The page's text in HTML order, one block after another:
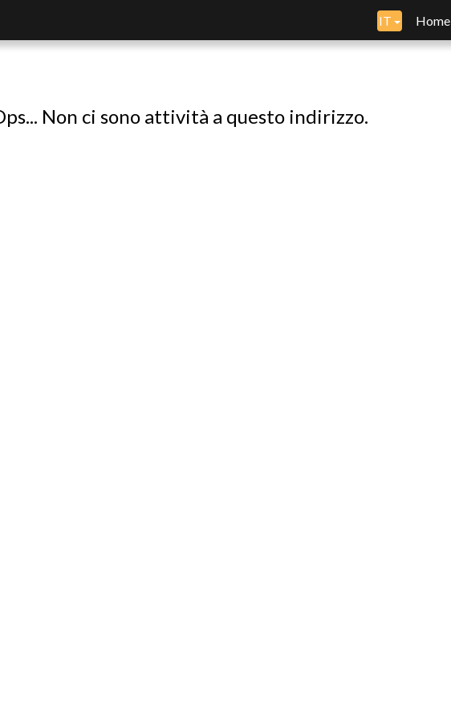
IT Home
Non ci sono attività a questo indirizzo.